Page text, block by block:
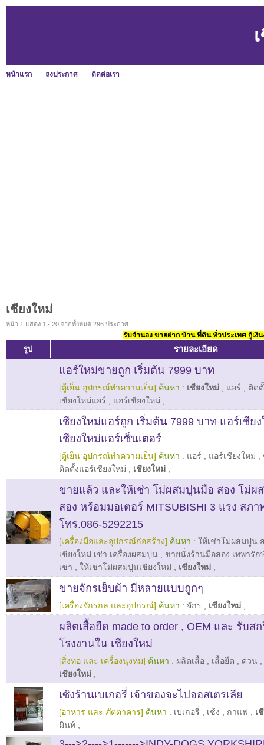
หน้าแรก ลงประกาศ ติดต่อเรา
เชียงใหม่
หน้า 1 แสดง 1 - 20 จากทั้งหมด 296 ประกาศ
รับจำนอง ขายฝาก บ้าน ที่ดิน ทั่วประเทศ กู้เงิ
รูป รายละเอียด
แอร์ใหม่ขายถูก เริ่มต้น 7999 บาท
[ตู้เย็น อุปกรณ์ทำความเย็น] ค้นหา : เชียงใหม่ แอร์
ติด
เชียงใหม่แอร์
แอร์เชียงใหม่
เชียงใหม่แอร์ถูก เริ่มต้น 7999 บาท แอร์เชีย
เชียงใหม่แอร์เซ็นเตอร์
[ตู้เย็น อุปกรณ์ทำความเย็น] ค้นหา : แอร์ แอร์เชียงใหม่
ติดตั้งแอร์เชียงใหม่
เชียงใหม่
ขายแล้ว และให้เช่า โม่ผสมปูนมือ สอง โม่ผ
สอง หร้อมมอเตอร์ MITSUBISHI 3 แรง สภ
โทร.086-5292215
[เครื่องมือและอุปกรณ์ก่อสร้าง] ค้นหา : ให้เช่าโม่ผสมปูน
เชียงใหม่ เช่า เครื่องผสมปูน
ขายนั่งร้านมือสอง เทพารัก
เช่า
ให้เช่าโม่ผสมปูนเชียงใหม่ เชียงใหม่
ขายจักรเย็บผ้า มีหลายแบบถูกๆ
[เครื่องจักรกล และอุปกรณ์] ค้นหา : จักร เชียงใหม่
ผลิตเสื้อยืด made to order , OEM และ รับส
โรงงานใน เชียงใหม่
[สิ่งทอ และ เครื่องนุ่งห่ม] ค้นหา : ผลิตเสื้อ เสื้อยืด ด่วน
เชียงใหม่
เซ้งร้านเบเกอรี่ เจ้าของจะไปออสเตรเลีย
[อาหาร และ ภัตตาคาร] ค้นหา : เบเกอรี่ เซ้ง กาแฟ
เ
มินท์